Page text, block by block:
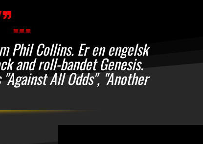
Phil Collins. Er en engelsk
and roll-bandet Genesis.
All Odds", "Another